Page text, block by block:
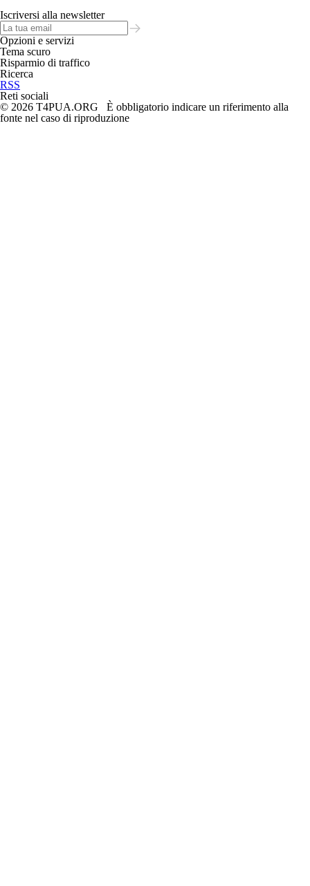
Iscriversi alla newsletter
Opzioni e servizi
Tema scuro
Risparmio di traffico
Ricerca
RSS
Reti sociali
© 2026 T4PUA.ORG È obbligatorio indicare un riferimento alla
fonte nel caso di riproduzione